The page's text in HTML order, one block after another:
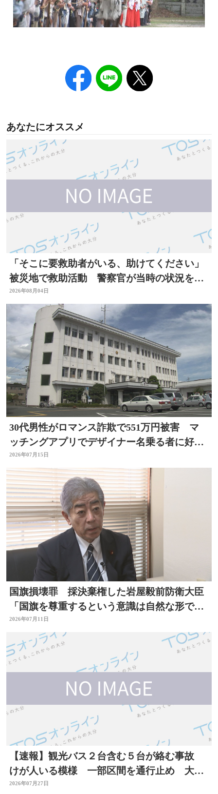
あなたにオススメ
「そこに要救助者がいる、助けてください」
被災地で救助活動 警察官が当時の状況を語
る 大分
2026年08月04日
30代男性がロマンス詐欺で551万円被害 マ
ッチングアプリでデザイナー名乗る者に好意
抱く 大分
2026年07月15日
国旗損壊罪 採決棄権した岩屋毅前防衛大臣
「国旗を尊重するという意識は自然な形で育
まれるべきもの」大分
2026年07月11日
【速報】観光バス２台含む５台が絡む事故
けが人いる模様 一部区間を通行止め 大分
自動車道
2026年07月27日